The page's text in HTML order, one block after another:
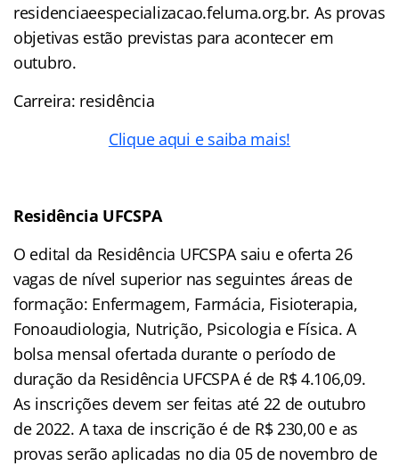
residenciaeespecializacao.feluma.org.br. As provas
objetivas estão previstas para acontecer em
outubro.
Carreira: residência
Clique aqui e saiba mais!
Residência UFCSPA
O edital da Residência UFCSPA saiu e oferta 26
vagas de nível superior nas seguintes áreas de
formação: Enfermagem, Farmácia, Fisioterapia,
Fonoaudiologia, Nutrição, Psicologia e Física. A
bolsa mensal ofertada durante o período de
duração da Residência UFCSPA é de R$ 4.106,09.
As inscrições devem ser feitas até 22 de outubro
de 2022. A taxa de inscrição é de R$ 230,00 e as
provas serão aplicadas no dia 05 de novembro de